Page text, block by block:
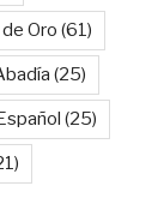
Oro (61)
(25)
(25)